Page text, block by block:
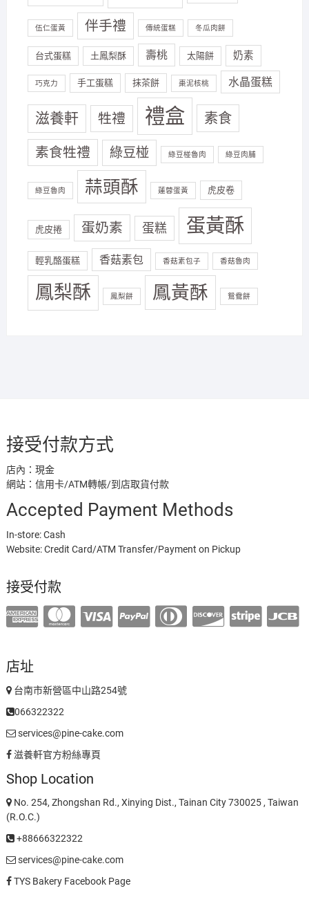
伍仁蛋黃 伴手禮 傳統蛋糕 冬瓜肉餅
台式蛋糕 土鳳梨酥 壽桃 太陽餅 奶素
巧克力 手工蛋糕 抹茶餅 棗泥核桃 水晶蛋糕
滋養軒 牲禮 禮盒 素食
素食牲禮 綠豆椪 綠豆椪魯肉 綠豆肉脯
綠豆魯肉 蒜頭酥 蓮蓉蛋黃 虎皮卷
虎皮捲 蛋奶素 蛋糕 蛋黃酥
輕乳酪蛋糕 香菇素包 香菇素包子 香菇魯肉
鳳梨酥 鳳梨餅 鳳黃酥 鴛鴦餅
接受付款方式
店內：現金
網站：信用卡/ATM轉帳/到店取貨付款
Accepted Payment Methods
In-store: Cash
Website: Credit Card/ATM Transfer/Payment on Pickup
接受付款
店址
台南市新營區中山路254號
066322322
services@pine-cake.com
滋養軒官方粉絲專頁
Shop Location
No. 254, Zhongshan Rd., Xinying Dist., Tainan City 730025 , Taiwan
(R.O.C.)
+88666322322
services@pine-cake.com
TYS Bakery Facebook Page